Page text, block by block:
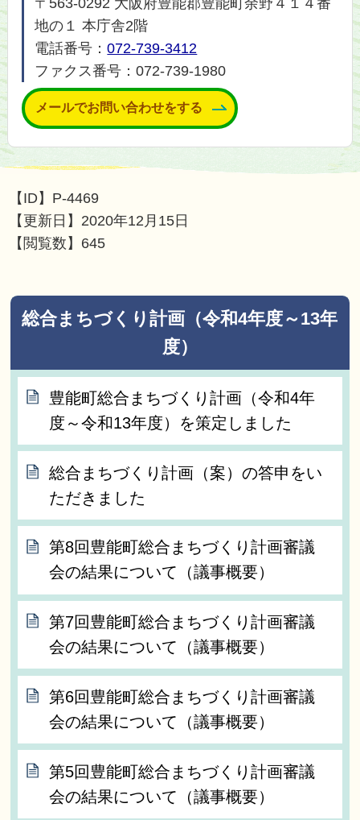
地の１ 本庁舎2階
電話番号：072-739-3412
ファクス番号：072-739-1980
メールでお問い合わせをする
【ID】 P-4469
【更新日】 2020年12月15日
【閲覧数】 645
総合まちづくり計画（令和4年度～13年
度）
豊能町総合まちづくり計画（令和4年
度～令和13年度）を策定しました
総合まちづくり計画（案）の答申をい
ただきました
第8回豊能町総合まちづくり計画審議
会の結果について（議事概要）
第7回豊能町総合まちづくり計画審議
会の結果について（議事概要）
第6回豊能町総合まちづくり計画審議
会の結果について（議事概要）
第5回豊能町総合まちづくり計画審議
会の結果について（議事概要）